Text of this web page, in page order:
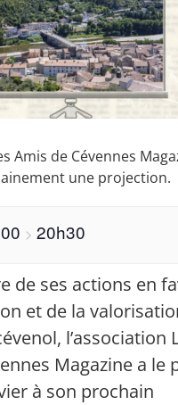
Amis de Cévennes
une projection.
> 20h30
de ses actions en
et de la
l’association
Magazine a le
à son prochain